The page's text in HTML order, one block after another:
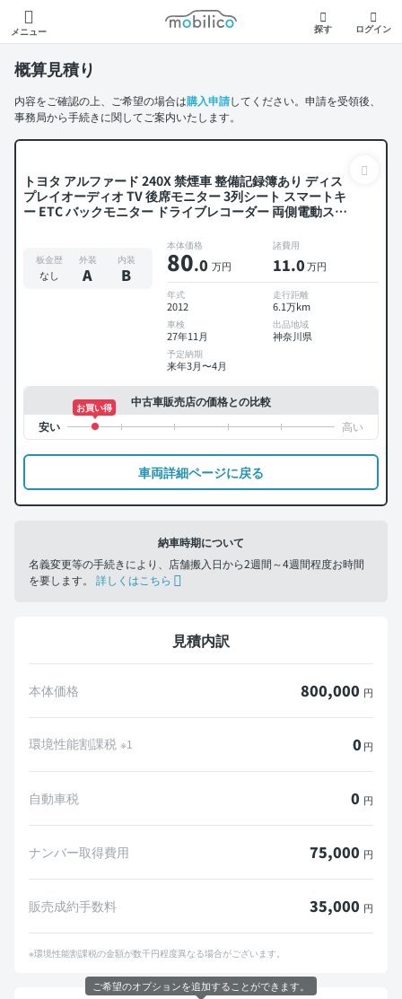
メニュー
モビリコ
探す ログイン
概算見積り
内容をご確認の上、ご希望の場合は購入申請してください。申請を受領後、
事務局から手続きに関してご案内いたします。
トヨタ アルファード 240X 禁煙車 整備記録簿あり ディス
プレイオーディオ TV 後席モニター 3列シート スマートキ
ー ETC バックモニター ドライブレコーダー 両側電動スラ
板金歴
なし
外装
A
内装
B
本体価格
80.0 万円
諸費用
11.0万円
年式
2012
走行距離
6.1万km
車検
27年11月
出品地域
神奈川県
予定納期
来年3月〜4月
中古車販売店の価格との比較
お買い得
車両詳細ページに戻る
納車時期について
名義変更等の手続きにより、店舗搬入日から2週間～4週間程度お時間
を要します。 詳しくはこちら
見積内訳
本体価格 800,000 円
環境性能割課税 ※1 0 円
自動車税 0 円
ナンバー取得費用 75,000 円
販売成約手数料 35,000 円
※環境性能割課税の金額が数千円程度異なる場合がございます。
ご希望のオプションを追加することができます。